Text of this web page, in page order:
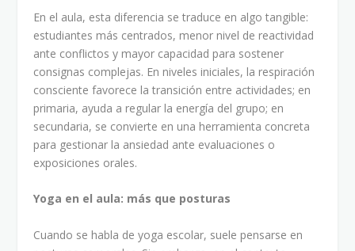
En el aula, esta diferencia se traduce en algo tangible:
estudiantes más centrados, menor nivel de reactividad
ante conflictos y mayor capacidad para sostener
consignas complejas. En niveles iniciales, la respiración
consciente favorece la transición entre actividades; en
primaria, ayuda a regular la energía del grupo; en
secundaria, se convierte en una herramienta concreta
para gestionar la ansiedad ante evaluaciones o
exposiciones orales.
Yoga en el aula: más que posturas
Cuando se habla de yoga escolar, suele pensarse en